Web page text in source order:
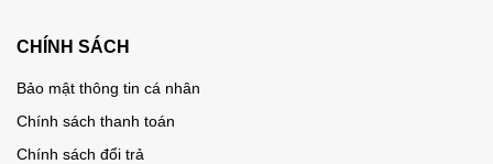
CHÍNH SÁCH
Bảo mật thông tin cá nhân
Chính sách thanh toán
Chính sách đổi trả